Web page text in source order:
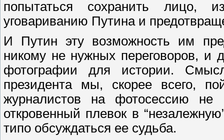
попытаться сохранить лицо,
уговариванию Путина и
И Путин эту возможность им
никому не нужных переговоров, и
фотографии для истории. Смысл
президента мы, скорее всего,
журналистов на фотосессию не
откровенный плевок в
типо обсуждаться ее судьба.